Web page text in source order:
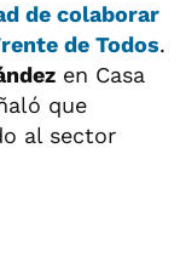
de colaborar
de Todos.
en Casa
que
al sector